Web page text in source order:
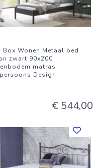
Box Wonen Metaal bed
zwart 90x200
matras
Design
€ 544,00